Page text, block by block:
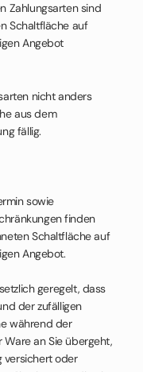
Zahlungsarten sind
Schaltfläche auf
Angebot
nicht anders
aus dem
fällig.
sowie
finden
Schaltfläche auf
Angebot.
geregelt, dass
der zufälligen
während der
an Sie übergeht,
versichert oder